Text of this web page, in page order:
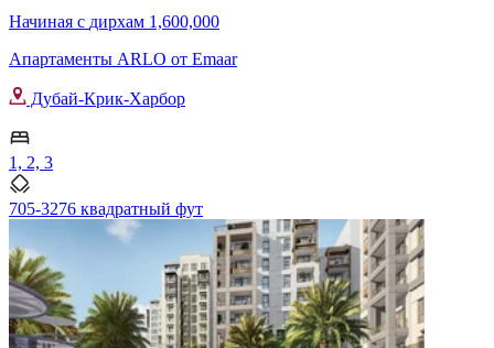
Начиная с дирхам 1,600,000
Апартаменты ARLO от Emaar
Дубай-Крик-Харбор
1, 2, 3
705-3276 квадратный фут